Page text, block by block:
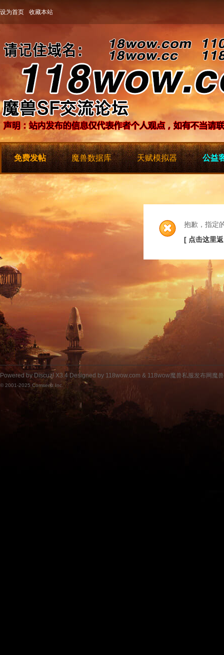
设为首页 收藏本站
免费发帖 魔兽数据库 天赋模拟器 公益
抱歉，指定
[ 点击这里
Powered by Discuz! X3.4 Designed by 118wow.com & 118wow魔兽私服发布网魔
© 2001-2025 Comsenz Inc.